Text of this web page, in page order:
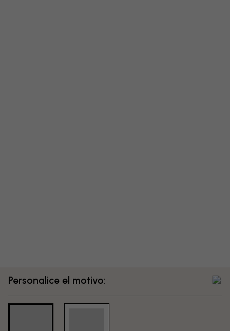
Personalice el motivo: